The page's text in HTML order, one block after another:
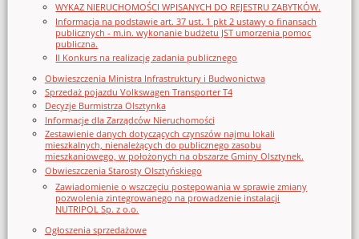
WYKAZ NIERUCHOMOŚCI WPISANYCH DO REJESTRU ZABYTKÓW.
Informacja na podstawie art. 37 ust. 1 pkt 2 ustawy o finansach
publicznych - m.in. wykonanie budżetu JST umorzenia pomoc
publiczna.
II Konkurs na realizację zadania publicznego
Obwieszczenia Ministra Infrastruktury i Budwonictwa
Sprzedaż pojazdu Volkswagen Transporter T4
Decyzje Burmistrza Olsztynka
Informacje dla Zarządców Nieruchomości
Zestawienie danych dotyczących czynszów najmu lokali
mieszkalnych, nienależących do publicznego zasobu
mieszkaniowego, w położonych na obszarze Gminy Olsztynek.
Obwieszczenia Starosty Olsztyńskiego
Zawiadomienie o wszczęciu postępowania w sprawie zmiany
pozwolenia zintegrowanego na prowadzenie instalacji
NUTRIPOL Sp. z o.o.
Ogłoszenia sprzedażowe